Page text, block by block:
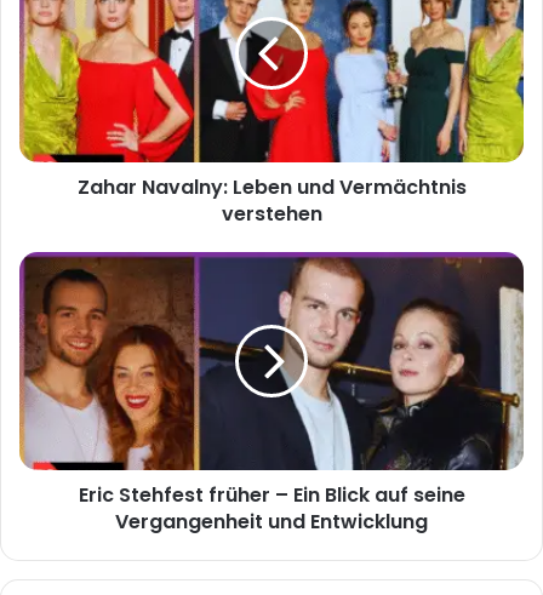
Leben
und
Vermächtnis
verstehen
Zahar Navalny: Leben und Vermächtnis
verstehen
Eric
Stehfest
früher
–
Ein
Blick
Vergangenheit
Eric Stehfest früher – Ein Blick auf seine
Vergangenheit und Entwicklung